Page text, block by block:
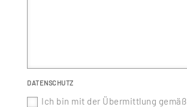
DATENSCHUTZ
Ich bin mit der Übermittlung gemäß